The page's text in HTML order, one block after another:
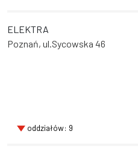
ELEKTRA
Poznań, ul.Sycowska 46
oddziałów: 9